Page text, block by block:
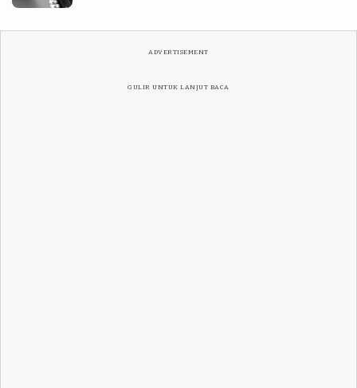
ADVERTISEMENT
GULIR UNTUK LANJUT BACA